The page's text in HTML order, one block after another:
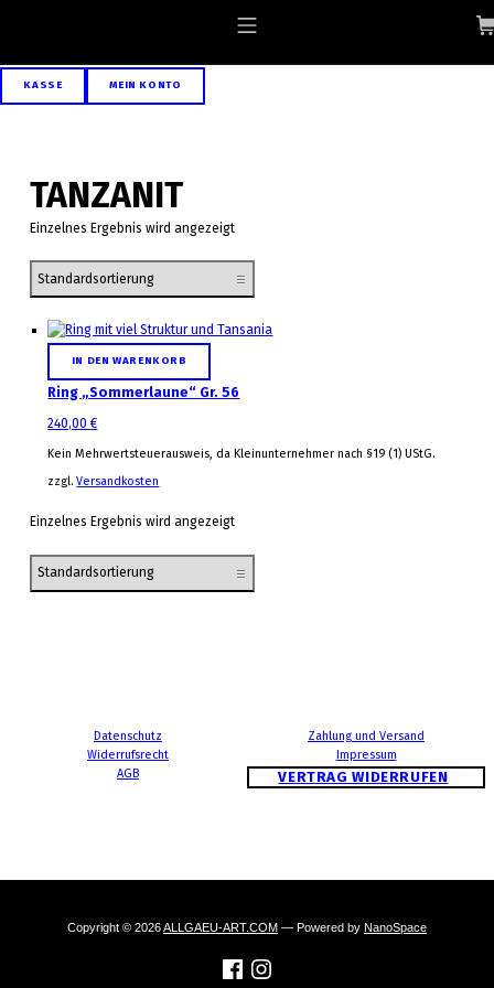
MOBILE MENU
KASSE MEIN KONTO
TANZANIT
Einzelnes Ergebnis wird angezeigt
List of products
IN DEN WARENKORB
Ring „Sommerlaune“ Gr. 56
240,00€
Kein Mehrwertsteuerausweis, da Kleinunternehmer nach §19 (1) UStG.
zzgl.Versandkosten
Einzelnes Ergebnis wird angezeigt
Datenschutz
Zahlung und Versand
Widerrufsrecht
Impressum
AGB
VERTRAG WIDERRUFEN
Copyright © 2026ALLGAEU-ART.COM — Powered by NanoSpace